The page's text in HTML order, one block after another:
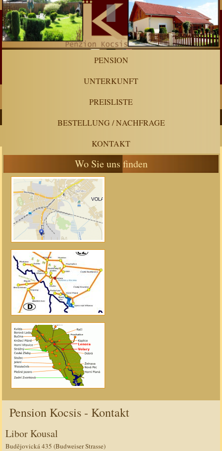
PENSION
UNTERKUNFT
PREISLISTE
BESTELLUNG / NACHFRAGE
KONTAKT
Wo Sie uns finden
AdmirorGallery 4.5.0, author/s Vasiljevski&Kekeljevic
Pension Kocsis - Kontakt
Libor Kousal
Budějovická 435 (Budweiser Strasse)